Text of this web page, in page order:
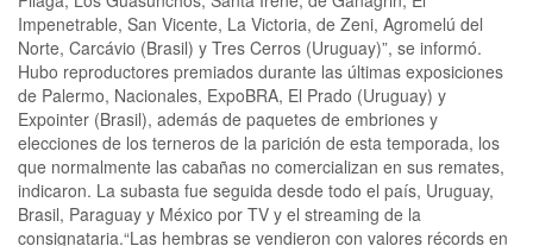
Impenetrable, San Vicente, La Victoria, de Zeni, Agromelú del
Norte, Carcávio (Brasil) y Tres Cerros (Uruguay)”, se informó.
Hubo reproductores premiados durante las últimas exposiciones
de Palermo, Nacionales, ExpoBRA, El Prado (Uruguay) y
Expointer (Brasil), además de paquetes de embriones y
elecciones de los terneros de la parición de esta temporada, los
que normalmente las cabañas no comercializan en sus remates,
indicaron. La subasta fue seguida desde todo el país, Uruguay,
Brasil, Paraguay y México por TV y el streaming de la
consignataria.“Las hembras se vendieron con valores récords en